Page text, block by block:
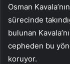
Osman
sürecinde
bulunan
cepheden bu
koruyor.